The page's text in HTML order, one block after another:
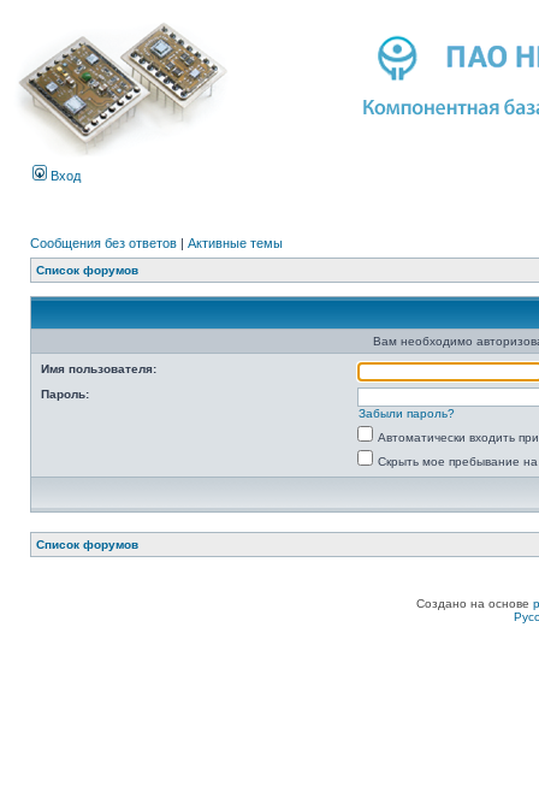
Вход
Сообщения без ответов | Активные темы
Список форумов
Вам необходимо
Имя пользователя:
Пароль:
Забыли пароль?
Автоматически входить
Скрыть мое пребывание
Список форумов
Создано на основе